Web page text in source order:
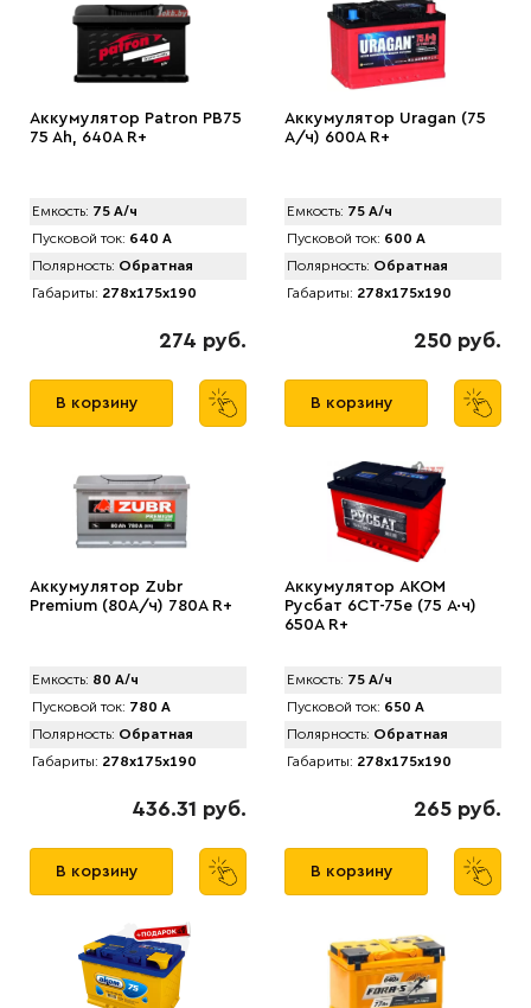
Аккумулятор Patron PB75
75 Ah, 640A R+
Емкость: 75 А/ч
Пусковой ток: 640 А
Полярность: Обратная
Габариты: 278x175x190
274 руб.
В корзину
Аккумулятор Uragan (75
А/ч) 600A R+
Емкость: 75 А/ч
Пусковой ток: 600 А
Полярность: Обратная
Габариты: 278x175x190
250 руб.
В корзину
Аккумулятор Zubr
Premium (80А/ч) 780А R+
Емкость: 80 А/ч
Пусковой ток: 780 А
Полярность: Обратная
Габариты: 278x175x190
436.31 руб.
В корзину
Аккумулятор AKOM
Русбат 6СТ-75е (75 А·ч)
650A R+
Емкость: 75 А/ч
Пусковой ток: 650 А
Полярность: Обратная
Габариты: 278x175x190
265 руб.
В корзину